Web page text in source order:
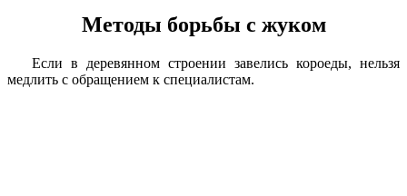
Методы борьбы с жуком
Если в деревянном строении завелись короеды, нельзя
медлить с обращением к специалистам.